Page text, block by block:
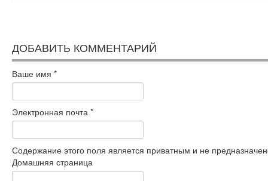
ДОБАВИТЬ КОММЕНТАРИЙ
Ваше имя *
Электронная почта *
Содержание этого поля является приватным и не
Домашняя страница